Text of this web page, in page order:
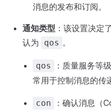
消息的发布和订阅。
通知类型 ：该设置决定
认为
qos 。
qos
：质量服务等
常用于控制消息的传
con
：确认消息（